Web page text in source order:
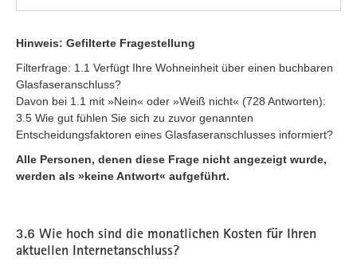
Hinweis: Gefilterte Fragestellung
Filterfrage: 1.1 Verfügt Ihre Wohneinheit über einen buchbaren
Glasfaseranschluss?
Davon bei 1.1 mit »Nein« oder »Weiß nicht« (728 Antworten):
3.5 Wie gut fühlen Sie sich zu zuvor genannten
Entscheidungsfaktoren eines Glasfaseranschlusses informiert?
Alle Personen, denen diese Frage nicht angezeigt wurde,
werden als »keine Antwort« aufgeführt.
3.6 Wie hoch sind die monatlichen Kosten für Ihren
aktuellen Internetanschluss?